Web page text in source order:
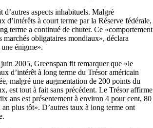
aspects inhabituels. Malgré
d’intérêts à court terme par la Réserve fédérale,
terme a continué de chuter. Ce «comportement
marchés obligataires mondiaux», déclara
énigme».
2005, Greenspan fit remarquer que «le
d’intérêt à long terme du Trésor américain
malgré une augmentation de 200 points du
est tout à fait sans précédent. Le Trésor affirme
ans est présentement à environ 4 pour cent, 80
plus tôt». D’autres taux à long terme ont